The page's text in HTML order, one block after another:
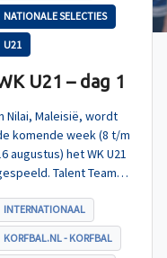
NATIONALE SELECTIES
U21
U21 – dag 1
Nilai, Maleisië, wordt
komende week (8 t/m
augustus) het WK U21
Talent TeamNL
poule A, met Nieuw-
Hong Kong
en India. De eerste
INTERNATIONAAL
KORFBAL.NL - KORFBAL